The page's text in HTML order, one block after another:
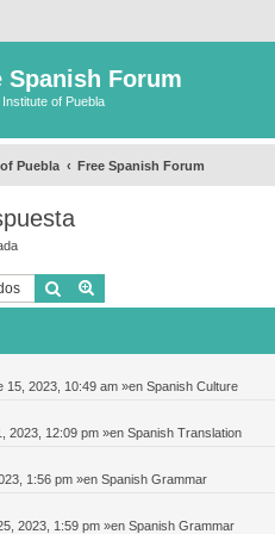
Spanish Forum
of Puebla
Puebla Free Spanish Forum
Buscar
15, 2023, 10:49 am »en Spanish Culture
2023, 12:09 pm »en Spanish Translation
1:56 pm »en Spanish Grammar
2023, 1:59 pm »en Spanish Grammar